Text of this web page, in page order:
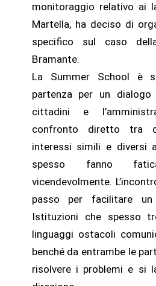
monitoraggio relativo ai
Martella, ha deciso di
specifico sul caso
Bramante.
La Summer School è
partenza per un
cittadini e
confronto diretto tra
interessi simili e diversi
spesso fanno
vicendevolmente.
passo per facilitare
Istituzioni che spesso
linguaggi ostacoli
benché da entrambe le
risolvere i problemi e si